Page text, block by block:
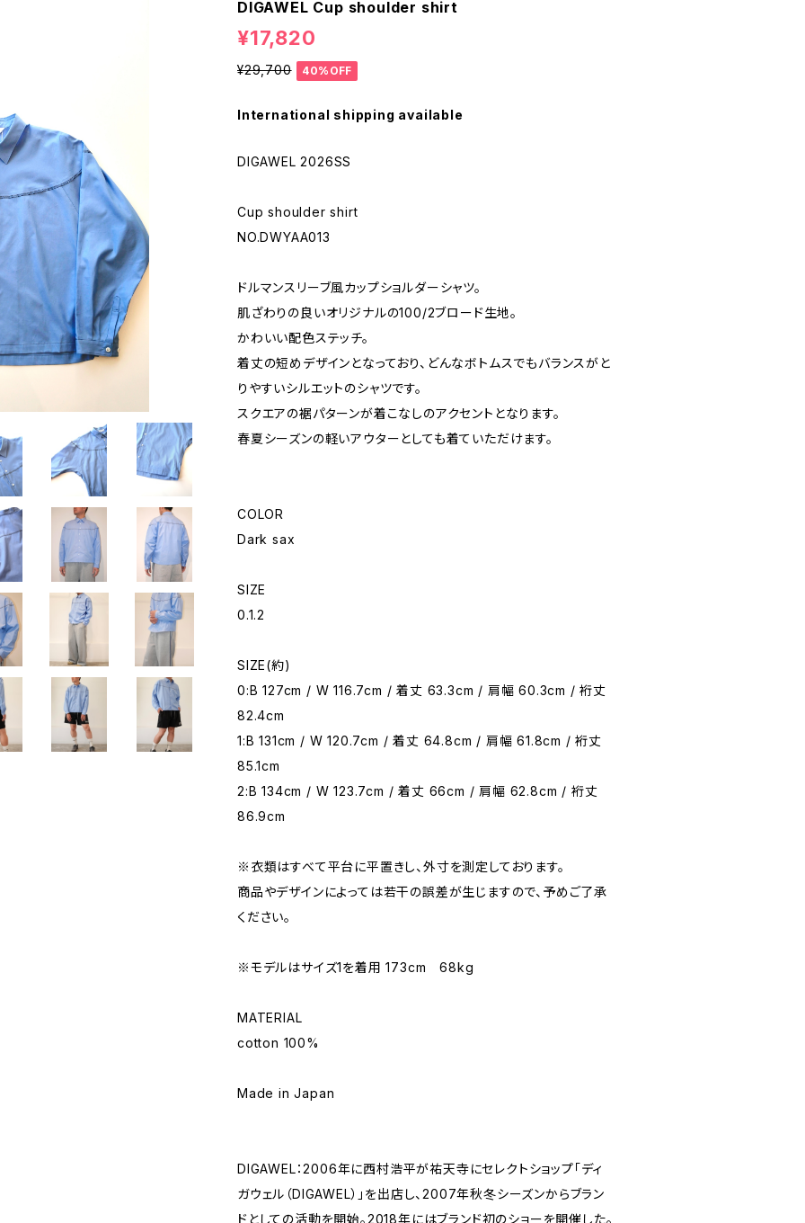
DIGAWEL Cup shoulder shirt
¥17,820
¥29,700 40%OFF
International shipping available
DIGAWEL 2026SS
Cup shoulder shirt
NO.DWYAA013
ドルマンスリーブ風カップショルダーシャツ。
肌ざわりの良いオリジナルの100/2ブロード生地。
かわいい配色ステッチ。
着丈の短めデザインとなっており、どんなボトムスでもバランスがと
りやすいシルエットのシャツです。
スクエアの裾パターンが着こなしのアクセントとなります。
春夏シーズンの軽いアウターとしても着ていただけます。
COLOR
Dark sax
SIZE
0.1.2
SIZE(約)
0:B 127cm / W 116.7cm / 着丈 63.3cm / 肩幅 60.3cm / 裄丈
82.4cm
1:B 131cm / W 120.7cm / 着丈 64.8cm / 肩幅 61.8cm / 裄丈
85.1cm
2:B 134cm / W 123.7cm / 着丈 66cm / 肩幅 62.8cm / 裄丈
86.9cm
※衣類はすべて平台に平置きし、外寸を測定しております。
商品やデザインによっては若干の誤差が生じますので、予めご了承
ください。
※モデルはサイズ1を着用 173cm 68kg
MATERIAL
cotton 100%
Made in Japan
DIGAWEL：2006年に西村浩平が祐天寺にセレクトショップ「ディ
ガウェル（DIGAWEL）」を出店し、2007年秋冬シーズンからブラン
ドとしての活動を開始。2018年にはブランド初のショーを開催した。